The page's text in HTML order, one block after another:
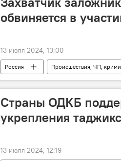
обвиняется в
13 июля 2024, 13:00
Россия Происшествия, ЧП,
Страны ОДКБ
укрепления
13 июля 2024, 12:19